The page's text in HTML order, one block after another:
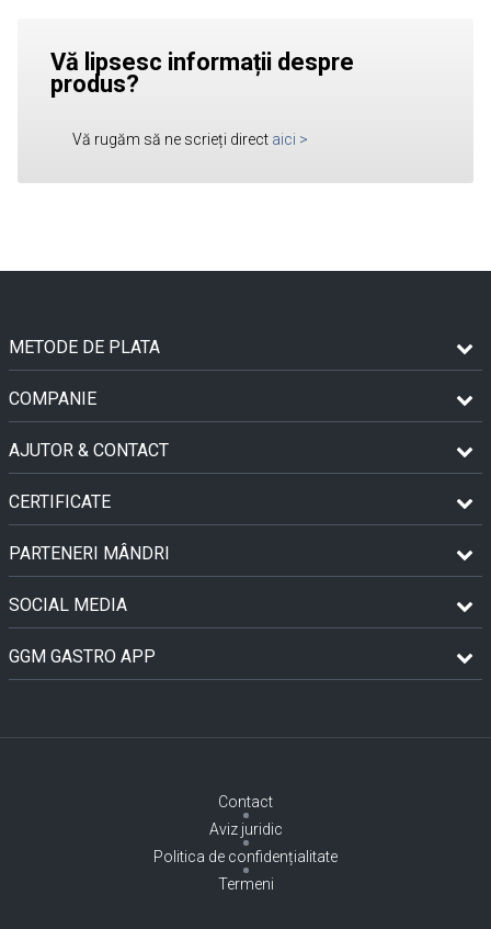
Vă lipsesc informații despre
produs?
Vă rugăm să ne scrieți direct aici >
METODE DE PLATA
COMPANIE
AJUTOR & CONTACT
CERTIFICATE
PARTENERI MÂNDRI
SOCIAL MEDIA
GGM GASTRO APP
Contact
Aviz juridic
Politica de confidențialitate
Termeni